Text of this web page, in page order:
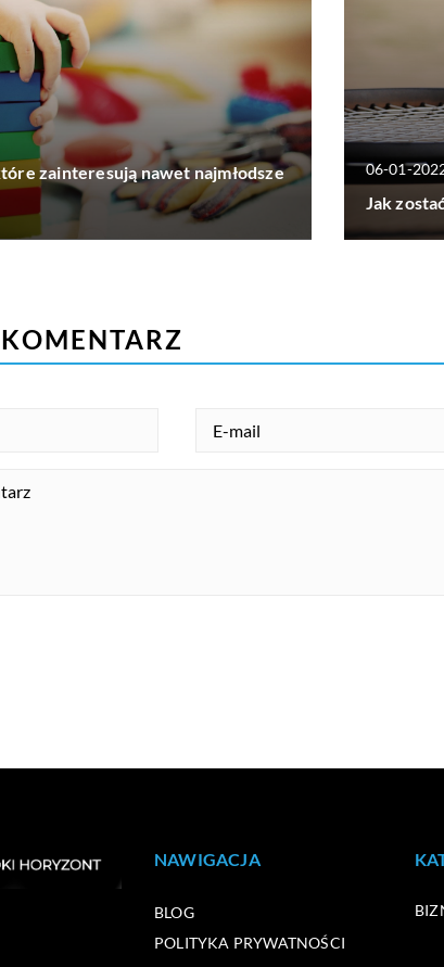
zainteresują nawet najmłodsze
06-01-
Jak
NAWIGACJA
BLOG
POLITYKA PRYWATNOŚCI